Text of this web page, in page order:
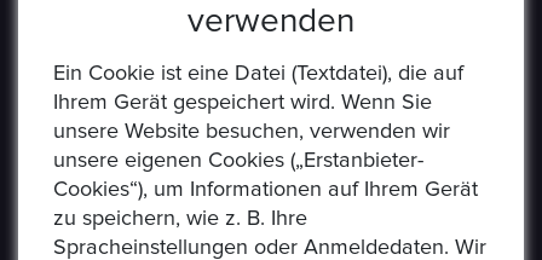
verwenden
Ein Cookie ist eine Datei (Textdatei), die auf
Ihrem Gerät gespeichert wird. Wenn Sie
unsere Website besuchen, verwenden wir
unsere eigenen Cookies („Erstanbieter-
Cookies“), um Informationen auf Ihrem Gerät
zu speichern, wie z. B. Ihre
Spracheinstellungen oder Anmeldedaten. Wir